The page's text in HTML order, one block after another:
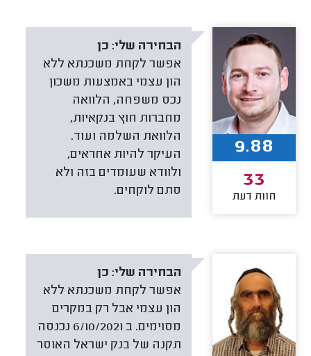
הבחירה שלי: כן
אפשר לקחת משכנתא ללא
הון עצמי באמצעות משכון
נכס משפחה, הלוואה
מחברות חוץ בנקאיות,
הלוואת השלמה ועוד.
העיקר להיות אחראים,
ולוודא שעומדים בזה ולא
סתם לוקחים.
9.88
33
חוות דעת
הבחירה שלי: כן
אפשר לקחת משכנתא ללא
הון עצמי אבל רק במקרים
מסוימים. ב 6/10/2021 נכנסה
תקנה של בנק ישראל האוסר